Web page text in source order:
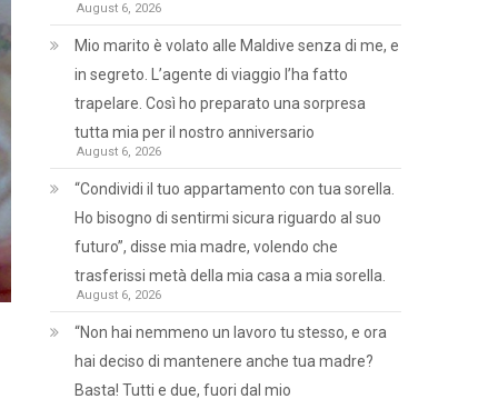
August 6, 2026
Mio marito è volato alle Maldive senza di me, e
in segreto. L’agente di viaggio l’ha fatto
trapelare. Così ho preparato una sorpresa
tutta mia per il nostro anniversario
August 6, 2026
“Condividi il tuo appartamento con tua sorella.
Ho bisogno di sentirmi sicura riguardo al suo
futuro”, disse mia madre, volendo che
trasferissi metà della mia casa a mia sorella.
August 6, 2026
“Non hai nemmeno un lavoro tu stesso, e ora
hai deciso di mantenere anche tua madre?
Basta! Tutti e due, fuori dal mio